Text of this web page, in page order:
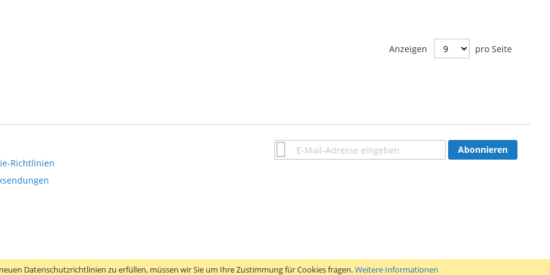
Datenschutzrichtlinien zu erfüllen, müssen wir Sie um Ihre Zustimmung für Cookies fragen.Weitere Informationen
Anzeigen pro Seite
Anmeldung
zum
Abonnieren
Richtlinien